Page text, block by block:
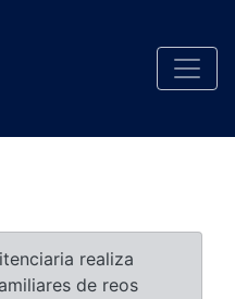
realiza
de reos